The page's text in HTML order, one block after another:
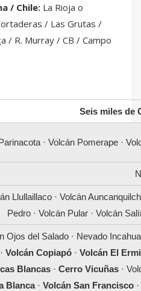
/ Chile: La Rioja o
/ Las Grutas /
/ R. Murray / CB / Campo
Seis miles de
· Volcán Pomerape ·
Llullaillaco · Volcán
Pedro · Volcán Pular · Volcán
Ojos del Salado · Nevado
Volcán Copiapó · Volcán El
Blancas · Cerro Vicuñas ·
Blanca · Volcán San Francisco